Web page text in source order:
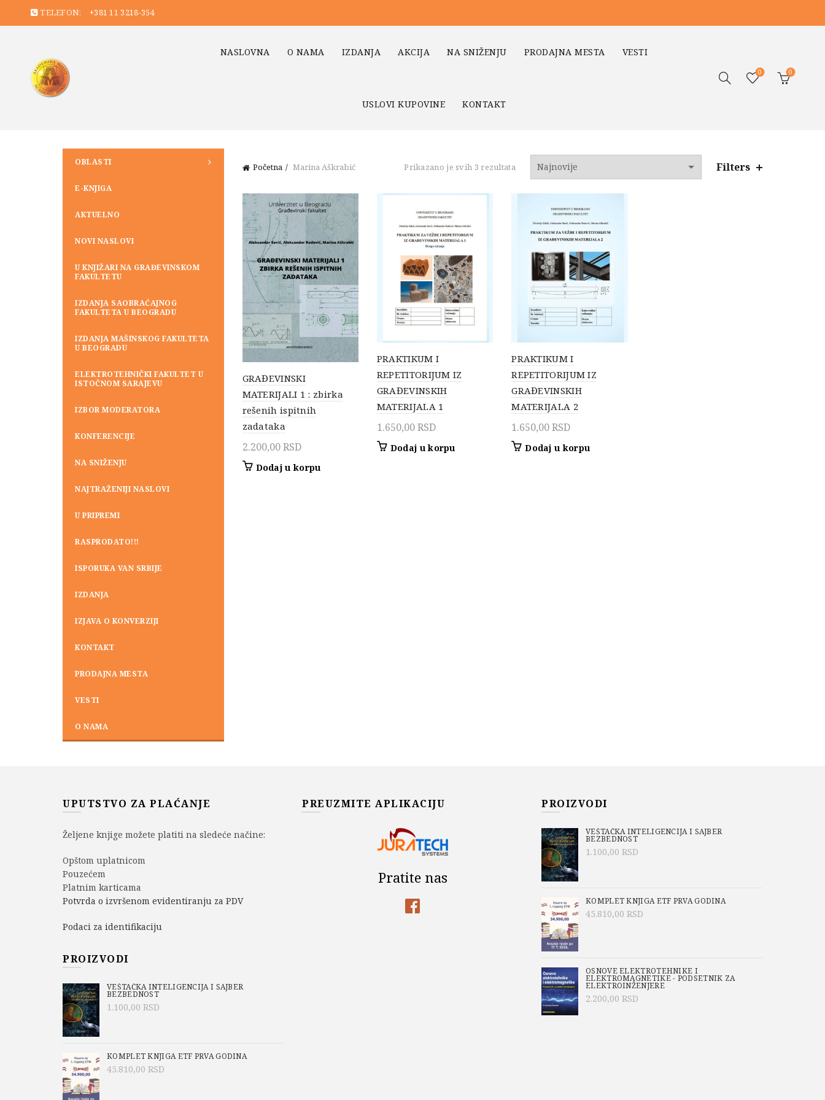
TELEFON: +381 11 3218-354
NASLOVNA O NAMA IZDANJA AKCIJA NA SNIŽENJU PRODAJNA MESTA VESTI
USLOVI KUPOVINE KONTAKT
0 0
Početna Marina Aškrabić Prikazano je svih 3 rezultata Sortirano
najnovijem
Filters
GRAĐEVINSKI
MATERIJALI 1 : zbirka
rešenih ispitnih
zadataka
2.200,00RSD
Dodaj u korpu
PRAKTIKUM I
REPETITORIJUM IZ
GRAĐEVINSKIH
MATERIJALA 1
1.650,00RSD
Dodaj u korpu
PRAKTIKUM I
REPETITORIJUM IZ
GRAĐEVINSKIH
MATERIJALA 2
1.650,00RSD
Dodaj u korpu
OBLASTI
E-KNJIGA
AKTUELNO
NOVI NASLOVI
U KNJIŽARI NA GRAĐEVINSKOM
FAKULTETU
IZDANJA SAOBRAĆAJNOG
FAKULTETA U BEOGRADU
IZDANJA MAŠINSKOG FAKULTETA
U BEOGRADU
ELEKTROTEHNIČKI FAKULTET U
ISTOČNOM SARAJEVU
IZBOR MODERATORA
KONFERENCIJE
NA SNIŽENJU
NAJTRAŽENIJI NASLOVI
U PRIPREMI
RASPRODATO!!!
ISPORUKA VAN SRBIJE
IZDANJA
IZJAVA O KONVERZIJI
KONTAKT
PRODAJNA MESTA
VESTI
O NAMA
UPUTSTVO ZA PLAĆANJE
Željene knjige možete platiti na sledeće načine:
Opštom uplatnicom
Pouzećem
Platnim karticama
Potvrda o izvršenom evidentiranju za PDV
Podaci za identifikaciju
PROIZVODI
VEŠTAČKA INTELIGENCIJA I SAJBER
BEZBEDNOST
1.100,00 RSD
KOMPLET KNJIGA ETF PRVA GODINA
45.810,00 RSD
PREUZMITE APLIKACIJU
Pratite nas
PROIZVODI
VEŠTAČKA INTELIGENCIJA I SAJBER
BEZBEDNOST
1.100,00 RSD
KOMPLET KNJIGA ETF PRVA GODINA
45.810,00 RSD
OSNOVE ELEKTROTEHNIKE I
ELEKTROMAGNETIKE - PODSETNIK ZA
ELEKTROINŽENJERE
2.200,00 RSD